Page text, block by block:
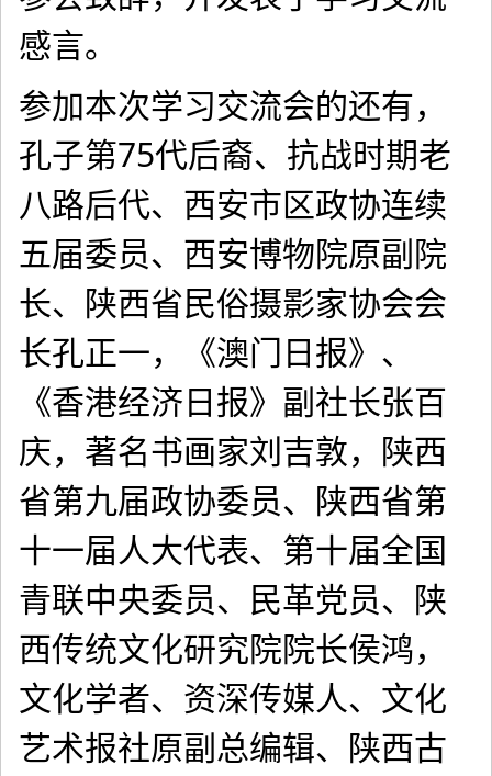
感言。
参加本次学习交流会的还有，
孔子第75代后裔、抗战时期老
八路后代、西安市区政协连续
五届委员、西安博物院原副院
长、陕西省民俗摄影家协会会
长孔正一，《澳门日报》、
《香港经济日报》副社长张百
庆，著名书画家刘吉敦，陕西
省第九届政协委员、陕西省第
十一届人大代表、第十届全国
青联中央委员、民革党员、陕
西传统文化研究院院长侯鸿，
文化学者、资深传媒人、文化
艺术报社原副总编辑、陕西古